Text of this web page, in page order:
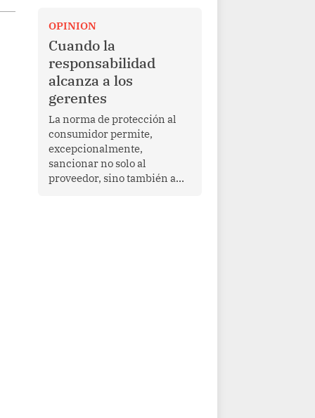
Más allá de su dimensión
religiosa, esta gira
representa una oportunidad
para reafirmar el valor del
diálogo, fortalecer los
vínculos entre los pueblos y
proyectar una imagen de
cooperación en una región
que enfrenta desafíos en
materia de desarrollo,
cohesión social y
gobernabilidad.
OPINION
Cuando la
responsabilidad
alcanza a los
gerentes
La norma de protección al
consumidor permite,
excepcionalmente,
sancionar no solo al
proveedor, sino también a